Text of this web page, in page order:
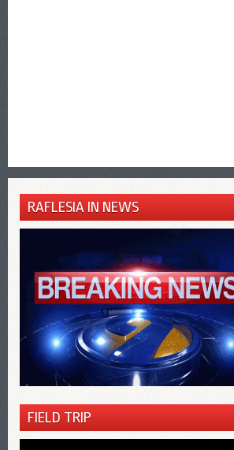
RAFLESIA IN NEWS
FIELD TRIP